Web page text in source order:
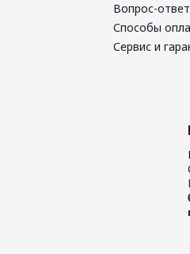
Вопрос-ответ
Способы
Сервис и